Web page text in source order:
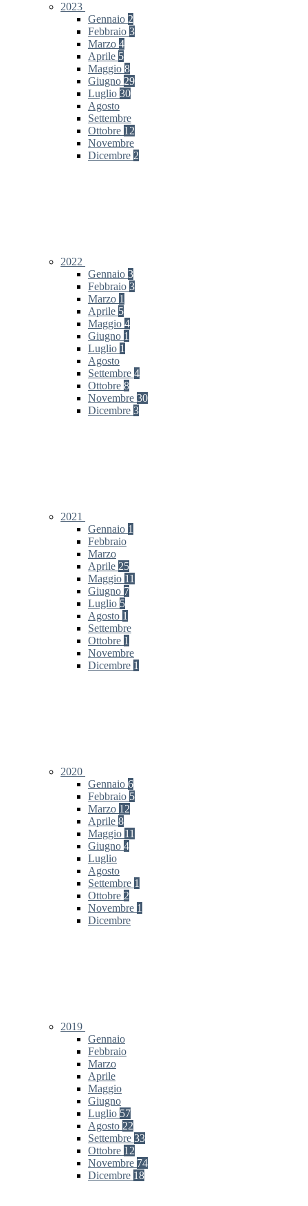
2023
Gennaio 2
Febbraio 3
Marzo 4
Aprile 5
Maggio 8
Giugno 29
Luglio 30
Agosto
Settembre
Ottobre 12
Novembre
Dicembre 2
2022
Gennaio 3
Febbraio 3
Marzo 1
Aprile 5
Maggio 4
Giugno 1
Luglio 1
Agosto
Settembre 4
Ottobre 8
Novembre 30
Dicembre 3
2021
Gennaio 1
Febbraio
Marzo
Aprile 25
Maggio 11
Giugno 7
Luglio 5
Agosto 1
Settembre
Ottobre 1
Novembre
Dicembre 1
2020
Gennaio 6
Febbraio 5
Marzo 12
Aprile 8
Maggio 11
Giugno 4
Luglio
Agosto
Settembre 1
Ottobre 2
Novembre 1
Dicembre
2019
Gennaio
Febbraio
Marzo
Aprile
Maggio
Giugno
Luglio 57
Agosto 22
Settembre 33
Ottobre 12
Novembre 74
Dicembre 18